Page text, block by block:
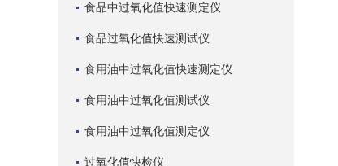
食品中过氧化值快速测定仪
食品过氧化值快速测试仪
食用油中过氧化值快速测定仪
食用油中过氧化值测试仪
食用油中过氧化值测定仪
过氧化值快检仪